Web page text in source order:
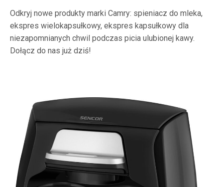
Odkryj nowe produkty marki Camry: spieniacz do mleka,
ekspres wielokapsułkowy, ekspres kapsułkowy dla
niezapomnianych chwil podczas picia ulubionej kawy.
Dołącz do nas już dziś!